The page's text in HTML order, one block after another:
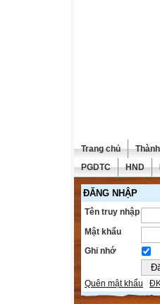
Trang chủ
PGDTC
HND
ĐĂNG NHẬP
Tên truy nhập
Mật khẩu
Ghi nhớ
Quên mật khẩu